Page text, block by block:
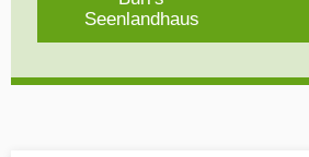
Seenlandhaus